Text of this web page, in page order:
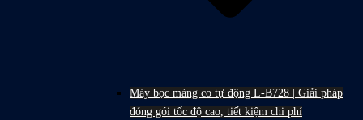
Máy bọc màng co tự động L-B728 | Giải pháp
đóng gói tốc độ cao, tiết kiệm chi phí